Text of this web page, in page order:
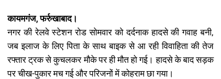
कायमगंज, फर्रुखाबाद।
नगर की रेलवे स्टेशन रोड सोमवार को दर्दनाक हादसे की गवाह बनी,
जब इलाज के लिए पिता के साथ बाइक से आ रही विवाहिता की तेज
रफ्तार ट्रक से कुचलकर मौके पर ही मौत हो गई। हादसे के बाद सड़क
पर चीख-पुकार मच गई और परिजनों में कोहराम छा गया।